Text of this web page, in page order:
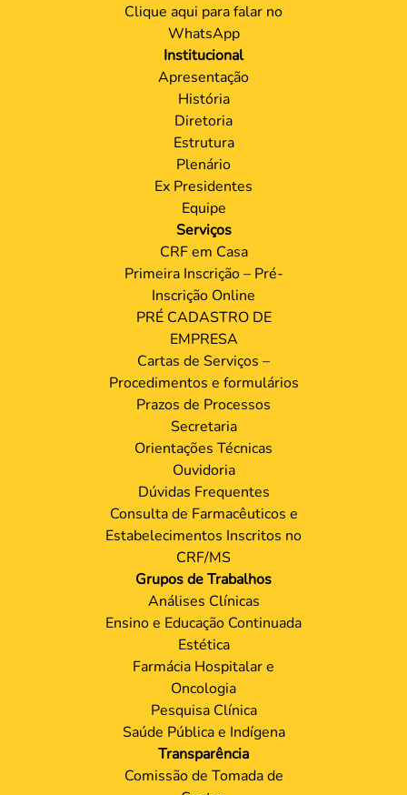
Clique aqui para falar no
WhatsApp
Institucional
Apresentação
História
Diretoria
Estrutura
Plenário
Ex Presidentes
Equipe
Serviços
CRF em Casa
Primeira Inscrição – Pré-
Inscrição Online
PRÉ CADASTRO DE
EMPRESA
Cartas de Serviços –
Procedimentos e formulários
Prazos de Processos
Secretaria
Orientações Técnicas
Ouvidoria
Dúvidas Frequentes
Consulta de Farmacêuticos e
Estabelecimentos Inscritos no
CRF/MS
Grupos de Trabalhos
Análises Clínicas
Ensino e Educação Continuada
Estética
Farmácia Hospitalar e
Oncologia
Pesquisa Clínica
Saúde Pública e Indígena
Transparência
Comissão de Tomada de